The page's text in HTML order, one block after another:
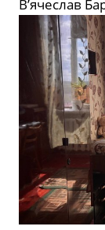
В’ячеслав